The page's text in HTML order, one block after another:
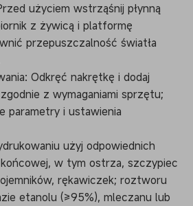
użyciem wstrząśnij płynną
z żywicą i platformę
przepuszczalność światła
Odkręć nakrętkę i dodaj
z wymaganiami sprzętu;
parametry i ustawienia
użyj odpowiednich
w tym ostrza, szczypiec
rękawiczek; roztworu
etanolu (≥95%), mleczanu lub